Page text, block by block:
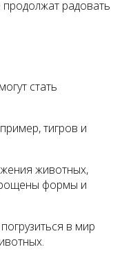
радовать
стать
тигров и
животных,
формы и
в мир